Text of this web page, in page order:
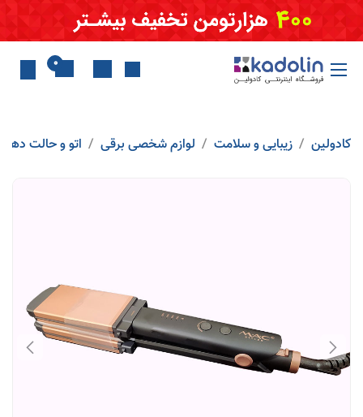
Skip to Content
0
کادولین زیبایی و سلامت لوازم شخصی برقی اتو و حالت